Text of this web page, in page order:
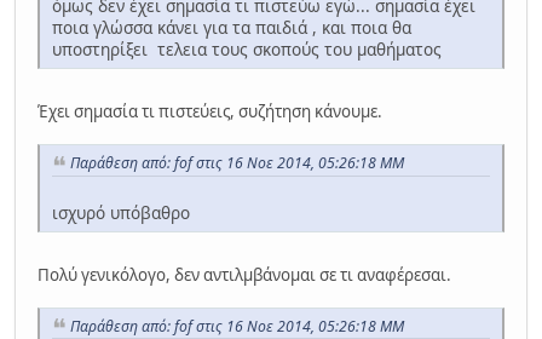
όμως δεν έχει σημασία τι πιστεύω εγώ... σημασία έχει
ποια γλώσσα κάνει για τα παιδιά , και ποια θα
υποστηρίξει τελεια τους σκοπούς του μαθήματος
Έχει σημασία τι πιστεύεις, συζήτηση κάνουμε.
Παράθεση από: fof στις 16 Νοε 2014, 05:26:18 ΜΜ
ισχυρό υπόβαθρο
Πολύ γενικόλογο, δεν αντιλμβάνομαι σε τι αναφέρεσαι.
Παράθεση από: fof στις 16 Νοε 2014, 05:26:18 ΜΜ